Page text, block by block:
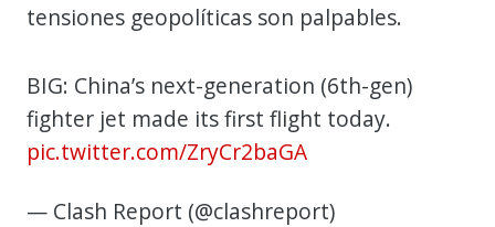
tensiones geopolíticas son palpables.
BIG: China’s next-generation (6th-gen)
fighter jet made its first flight today.
pic.twitter.com/ZryCr2baGA
— Clash Report (@clashreport)